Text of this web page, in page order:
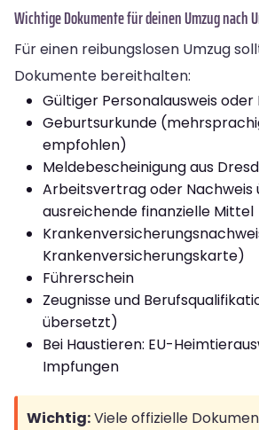
Wichtige Dokumente für deinen Umzug nach
Für einen reibungslosen Umzug
Dokumente bereithalten:
Gültiger Personalausweis oder
Geburtsurkunde
empfohlen)
Meldebescheinigung aus
Arbeitsvertrag oder Nachweis
ausreichende finanzielle Mittel
Krankenversicherungskarte)
Führerschein
Zeugnisse und
übersetzt)
Bei Haustieren: EU-
Impfungen
Wichtig:Viele offizielle